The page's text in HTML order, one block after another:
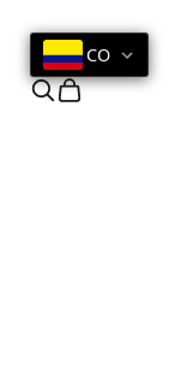
CO
Buscar
Cesta